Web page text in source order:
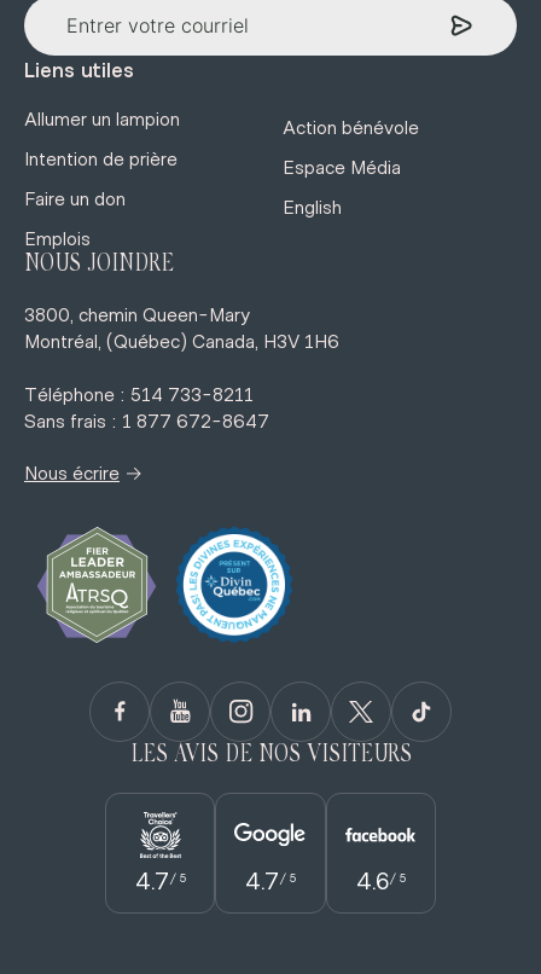
Liens utiles
Allumer un lampion
Intention de prière
Faire un don
Emplois
Action bénévole
Espace Média
English
LES AVIS DE NOS VISITEURS
4.7 / 5 4.7 / 5 4.6/ 5
NOUS JOINDRE
3800, chemin Queen-Mary
Montréal, (Québec) Canada, H3V 1H6
Téléphone : 514 733-8211
Sans frais : 1 877 672-8647
Nous écrire →